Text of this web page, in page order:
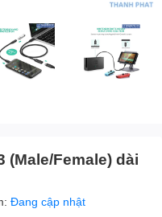
(Male/Female) dài
Đang cập nhật